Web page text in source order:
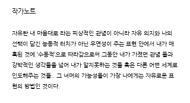
작가노트
자유란 내 마음대로 라는 피상적인 관념이 아니라 자유 의지와 나의
선택이 담긴 능동적 터치가 아닌 우연성이 주는 표현 안에서 내가 매
혹된 것에 ‘수동적’으로 따라감으로써 그동안 내가 가졌던 관념 들과
강박적인 생각들을 넘어 내가 알지못하는 것들 혹은 다른 어떤 세계로
인도해주는 것들.. 그 너머의 가능성들이 가장 나에게는 자유로운 표
현의 방법인 것이다.